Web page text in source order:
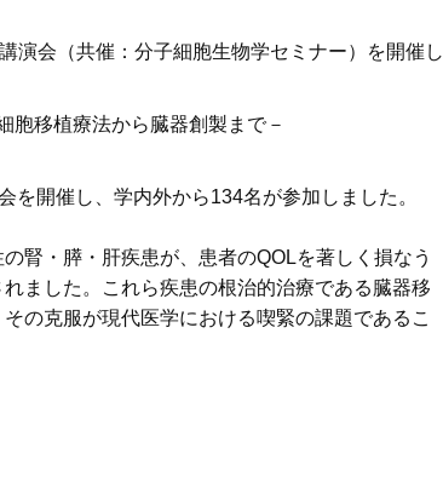
演会（共催：分子細胞生物学セミナー）を開催し
胞移植療法から臓器創製まで－
を開催し、学内外から134名が参加しました。
腎・膵・肝疾患が、患者のQOLを著しく損なう
ました。これら疾患の根治的治療である臓器移
の克服が現代医学における喫緊の課題であるこ